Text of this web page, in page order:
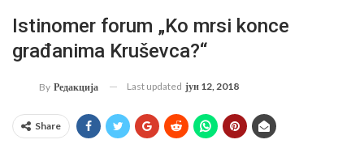
Istinomer forum „Ko mrsi konce
građanima Kruševca?“
By Редакција Last updated јун 12, 2018
Share